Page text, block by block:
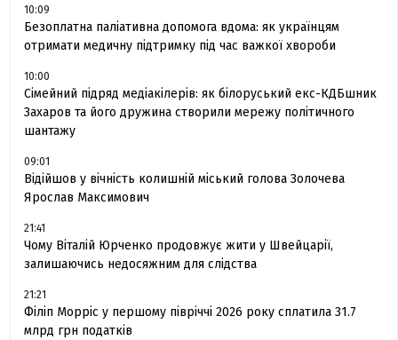
10:09
Безоплатна паліативна допомога вдома: як українцям
отримати медичну підтримку під час важкої хвороби
10:00
Сімейний підряд медіакілерів: як білоруський екс-КДБшник
Захаров та його дружина створили мережу політичного
шантажу
09:01
Відійшов у вічність колишній міський голова Золочева
Ярослав Максимович
21:41
Чому Віталій Юрченко продовжує жити у Швейцарії,
залишаючись недосяжним для слідства
21:21
Філіп Морріс у першому півріччі 2026 року сплатила 31.7
млрд грн податків